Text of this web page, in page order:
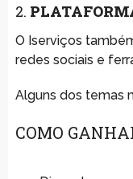
2.
O Iserviços
redes sociais e
Alguns dos temas
COMO